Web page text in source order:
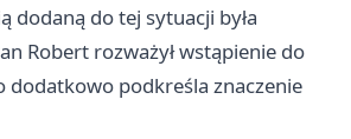
dodaną do tej sytuacji była
Robert rozważył wstąpienie do
dodatkowo podkreśla znaczenie